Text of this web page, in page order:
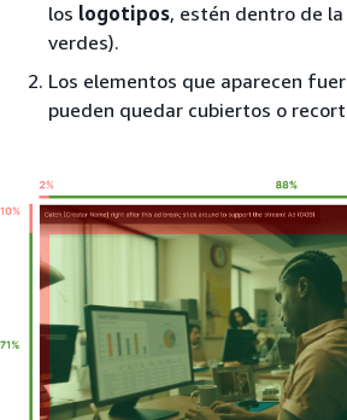
los logotipos, estén dentro de
verdes).
Los elementos que aparecen
pueden quedar cubiertos o